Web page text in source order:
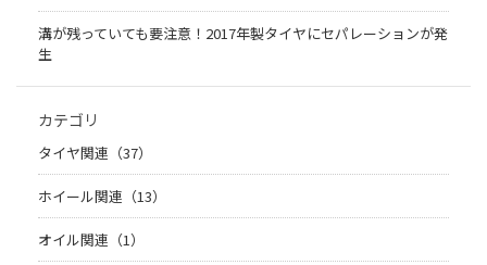
溝が残っていても要注意！2017年製タイヤにセパレーションが発
生
カテゴリ
タイヤ関連（37）
ホイール関連（13）
オイル関連（1）